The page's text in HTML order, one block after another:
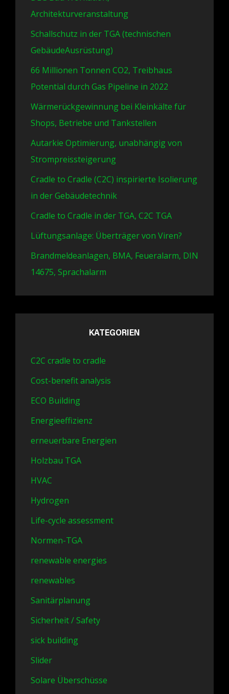
Architekturveranstaltung
Schallschutz in der TGA (technischen
GebäudeAusrüstung)
66 Millionen Tonnen CO2, Treibhaus
Potential durch Gas Pipeline in 2022
Wärmerückgewinnung bei Kleinkälte für
Shops, Betriebe und Tankstellen
Autarkie Optimierung, unabhängig von
Strompreissteigerung
Cradle to Cradle (C2C) inspirierte Isolierung
in der Gebäudetechnik
Cradle to Cradle in der TGA, C2C TGA
Lüftungsanlage: Überträger von Viren?
Brandmeldeanlagen, BMA, Feueralarm, DIN
14675, Sprachalarm
KATEGORIEN
C2C cradle to cradle
Cost-benefit analysis
ECO Building
Energieeffizienz
erneuerbare Energien
Holzbau TGA
HVAC
Hydrogen
Life-cycle assessment
Normen-TGA
renewable energies
renewables
Sanitärplanung
Sicherheit / Safety
sick building
Slider
Solare Überschüsse